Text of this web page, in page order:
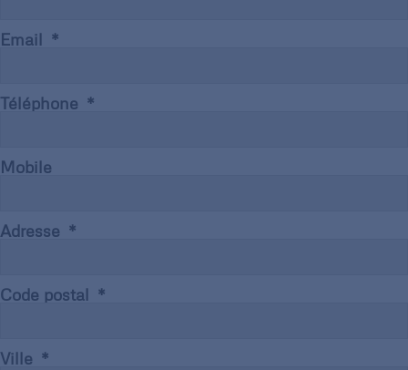
Email
Téléphone
Mobile
Adresse
Code postal
Ville